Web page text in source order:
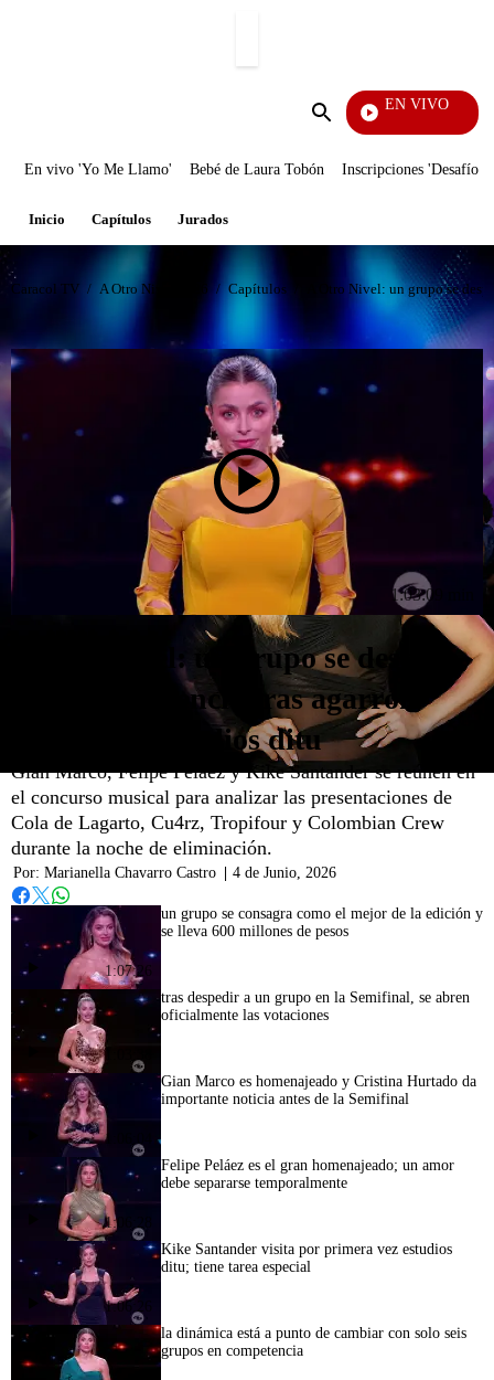
Enviar
EN VIVO
En vivo 'Yo Me Llamo' Bebé de Laura Tobón Inscripciones 'Desafío'
Inicio Capítulos Jurados
Caracol TV / A Otro Nivel 2026 / Capítulos A Otro Nivel: un grupo se
1:03:09 min
A Otro Nivel: un grupo se despide
de la competencia tras agarrón
interno en estudios ditu
Gian Marco, Felipe Peláez y Kike Santander se reúnen en
el concurso musical para analizar las presentaciones de
Cola de Lagarto, Cu4rz, Tropifour y Colombian Crew
durante la noche de eliminación.
Por: Marianella Chavarro Castro 4 de Junio, 2026
FacebookWhatsapp
1:07:26
un grupo se consagra como el mejor de la edición y
se lleva 600 millones de pesos
tras despedir a un grupo en la Semifinal, se abren
oficialmente las votaciones
1:06:04
Gian Marco es homenajeado y Cristina Hurtado da
importante noticia antes de la Semifinal
1:06:28
Felipe Peláez es el gran homenajeado; un amor
debe separarse temporalmente
1:06:26
Kike Santander visita por primera vez estudios
ditu; tiene tarea especial
la dinámica está a punto de cambiar con solo seis
grupos en competencia